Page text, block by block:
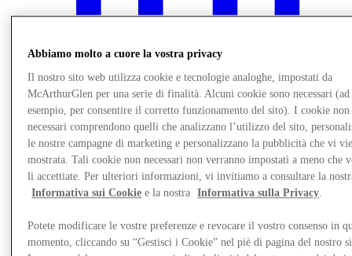
Vieni a trovarci
Abbiamo molto a cuore la vostra privacy
Il nostro sito web utilizza cookie e tecnologie analoghe, impostati da
McArthurGlen per una serie di finalità. Alcuni cookie sono necessari (ad
esempio, per consentire il corretto funzionamento del sito). I cookie non
necessari comprendono quelli che analizzano l’utilizzo del sito,
le nostre campagne di marketing e personalizzano la pubblicità che vi
mostrata. Tali cookie non necessari non verranno impostati a meno che
li accettiate. Per ulteriori informazioni, vi invitiamo a consultare la
Informativa sui Cookie e la nostra Informativa sulla Privacy
Potete modificare le vostre preferenze e revocare il vostro consenso in
momento, cliccando su “Gestisci i Cookie” nel piè di pagina del nostro